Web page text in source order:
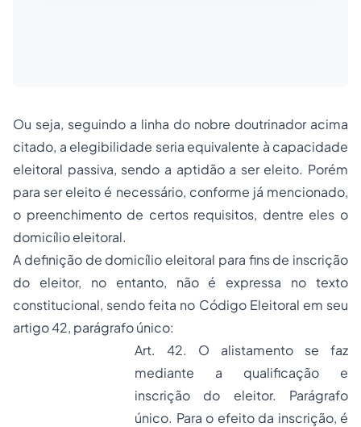
Ou seja, seguindo a linha do nobre doutrinador acima
citado, a elegibilidade seria equivalente à capacidade
eleitoral passiva, sendo a aptidão a ser eleito. Porém
para ser eleito é necessário, conforme já mencionado,
o preenchimento de certos requisitos, dentre eles o
domicílio eleitoral.
A definição de domicílio eleitoral para fins de inscrição
do eleitor, no entanto, não é expressa no texto
constitucional, sendo feita no Código Eleitoral em seu
artigo 42, parágrafo único:
Art. 42. O alistamento se faz
mediante a qualificação e
inscrição do eleitor. Parágrafo
único. Para o efeito da inscrição, é